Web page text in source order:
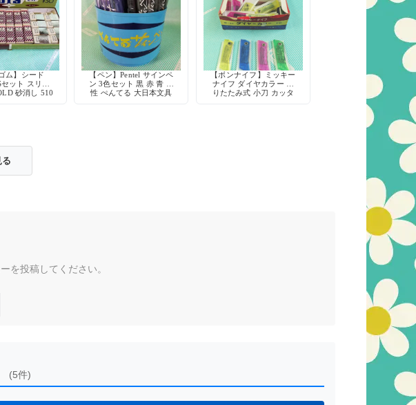
ム】シード
ット スリー
砂消し 510
【ペン】Pentel サインペ
ン 3色セット 黒 赤 青 水
性 ぺんてる 大日本文具
【ボンナイフ】ミッキー
ナイフ ダイヤカラー 折
りたたみ式 小刀 カッタ
を投稿してください。
(5件)